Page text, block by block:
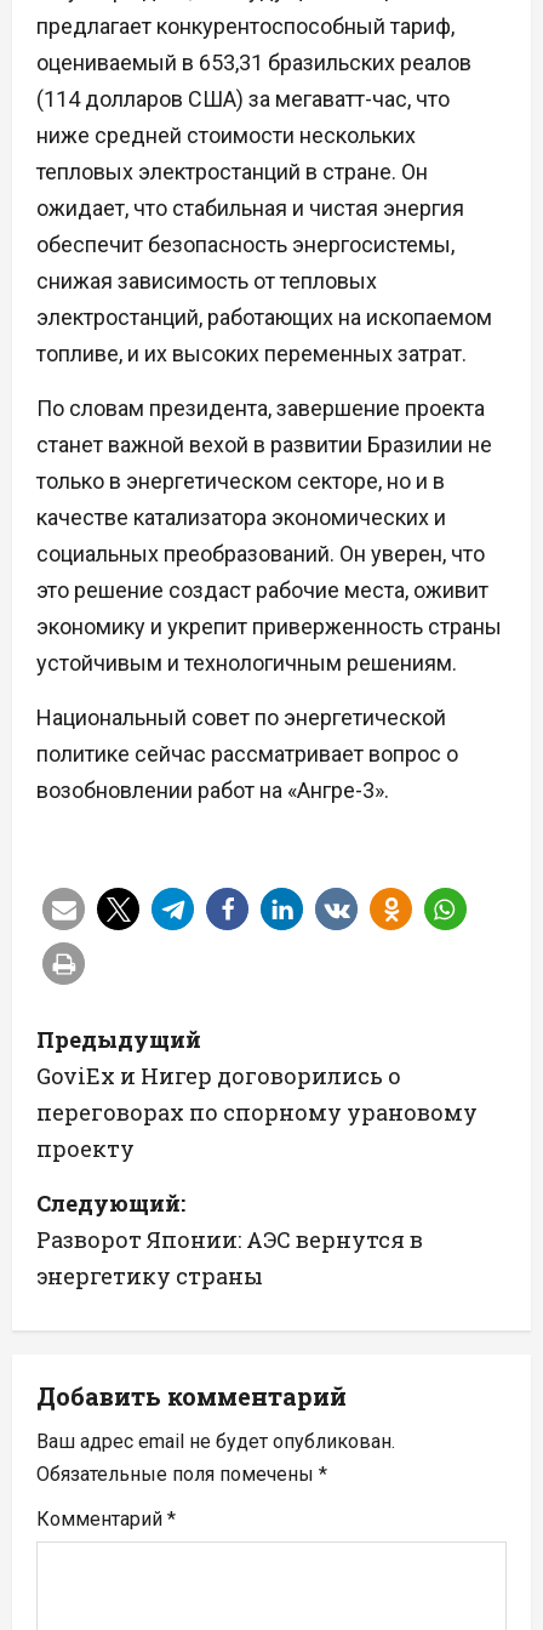
предлагает конкурентоспособный тариф,
оцениваемый в 653,31 бразильских реалов
(114 долларов США) за мегаватт-час, что
ниже средней стоимости нескольких
тепловых электростанций в стране. Он
ожидает, что стабильная и чистая энергия
обеспечит безопасность энергосистемы,
снижая зависимость от тепловых
электростанций, работающих на ископаемом
топливе, и их высоких переменных затрат.
По словам президента, завершение проекта
станет важной вехой в развитии Бразилии не
только в энергетическом секторе, но и в
качестве катализатора экономических и
социальных преобразований. Он уверен, что
это решение создаст рабочие места, оживит
экономику и укрепит приверженность страны
устойчивым и технологичным решениям.
Национальный совет по энергетической
политике сейчас рассматривает вопрос о
возобновлении работ на «Ангре-3».
Н
а
в
г
а
ц
и
я
п
о
Предыдущий
GoviEx и Нигер договорились о
переговорах по спорному урановому
проекту
Следующий:
Разворот Японии: АЭС вернутся в
энергетику страны
Добавить комментарий
Ваш адрес email не будет опубликован.
Обязательные поля помечены *
Комментарий *